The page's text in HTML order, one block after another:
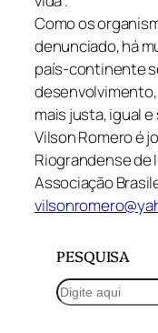
Como os
denunciado, há
país-continente
mais justa, igual
Vilson Romero é
Riograndense de
Associação
PESQUISA
P
e